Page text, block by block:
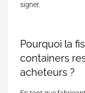
signer.
Pourquoi la
containers
acheteurs ?